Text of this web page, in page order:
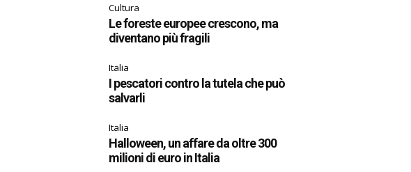
Cultura
Le foreste europee crescono, ma
diventano più fragili
Italia
I pescatori contro la tutela che può
salvarli
Italia
Halloween, un affare da oltre 300
milioni di euro in Italia